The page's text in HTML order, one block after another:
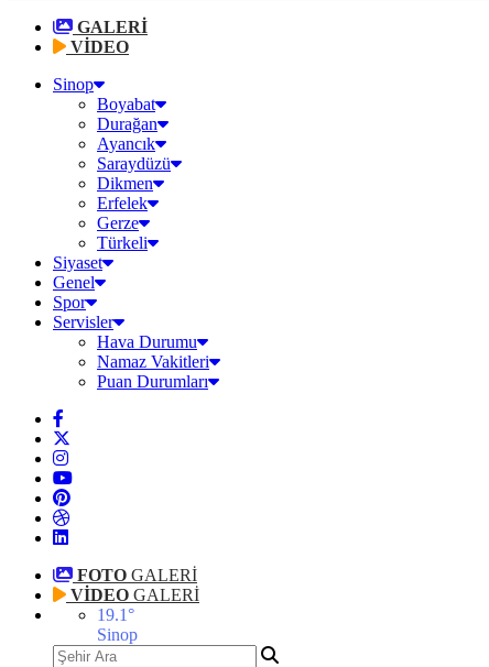
GALERİ
VİDEO
Sinop
Boyabat
Durağan
Ayancık
Saraydüzü
Dikmen
Erfelek
Gerze
Türkeli
Siyaset
Genel
Spor
Servisler
Hava Durumu
Namaz Vakitleri
Puan Durumları
FOTO GALERİ
VİDEO GALERİ
19.1 °
Sinop